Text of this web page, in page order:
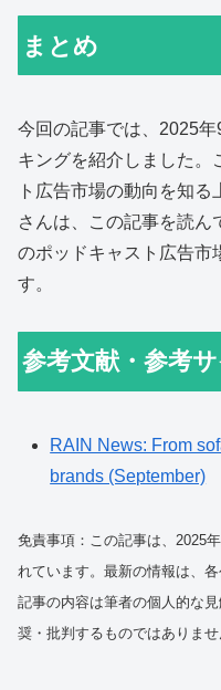
まとめ
今回の記事では、2025
キングを紹介しました。
ト広告市場の動向を知
さんは、この記事を読ん
のポッドキャスト広告市
す。
参考文献・参考サ
RAIN News: From
brands (September)
免責事項：この記事は、2025
れています。最新の情報は、
記事の内容は筆者の個人的な
奨・批判するものではありませ